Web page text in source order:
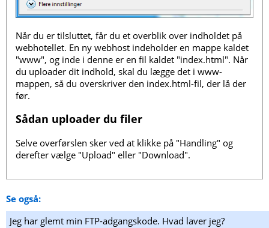
Når du er tilsluttet, får du et overblik over indholdet på
webhotellet. En ny webhost indeholder en mappe kaldet
"www", og inde i denne er en fil kaldet "index.html". Når
du uploader dit indhold, skal du lægge det i www-
mappen, så du overskriver den index.html-fil, der lå der
før.
Sådan uploader du filer
Selve overførslen sker ved at klikke på "Handling" og
derefter vælge "Upload" eller "Download".
Se også:
Jeg har glemt min FTP-adgangskode. Hvad laver jeg?